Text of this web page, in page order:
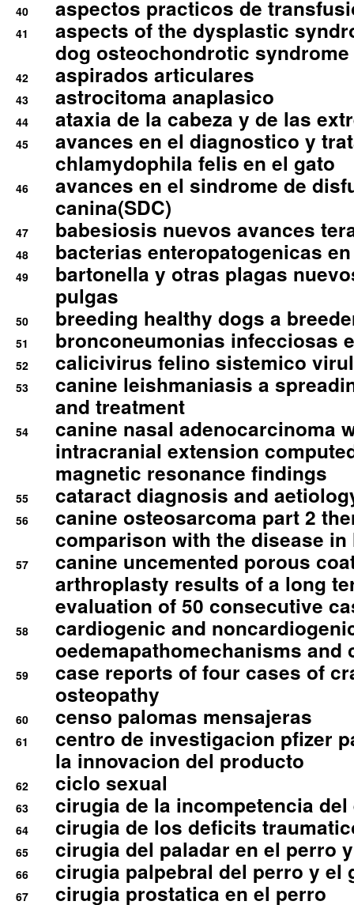
40 aspectos practicos de
41
aspects of the dysplastic
dog osteochondrotic syndrome
42 aspirados articulares
43 astrocitoma anaplasico
44 ataxia de la cabeza y de las
45
avances en el diagnostico y
chlamydophila felis en el gato
46
avances en el sindrome de
canina(SDC)
47 babesiosis nuevos avances
48 bacterias enteropatogenicas
49
bartonella y otras plagas
pulgas
50 breeding healthy dogs a
51 bronconeumonias infecciosas
52 calicivirus felino sistemico
53
canine leishmaniasis a
and treatment
54
canine nasal adenocarcinoma
intracranial extension
magnetic resonance findings
55 cataract diagnosis and
56
canine osteosarcoma part 2
comparison with the disease in
57
canine uncemented porous
arthroplasty results of a long
evaluation of 50 consecutive
58
cardiogenic and
oedemapathomechanisms and
59
case reports of four cases of
osteopathy
60 censo palomas mensajeras
61
centro de investigacion pfizer
la innovacion del producto
62 ciclo sexual
63 cirugia de la incompetencia
64 cirugia de los deficits
65 cirugia del paladar en el perro
66 cirugia palpebral del perro y el
67 cirugia prostatica en el perro